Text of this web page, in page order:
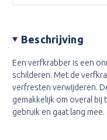
Beschrijving
Een verfkrabber is een
schilderen. Met de
verfresten verwijderen.
gemakkelijk om overal bij
gebruik en gaat lang mee.